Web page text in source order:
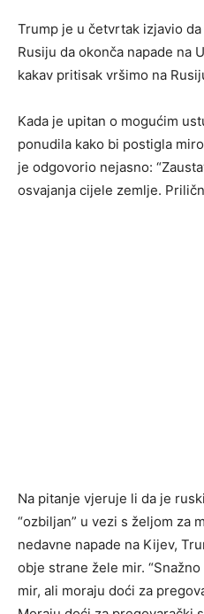
Trump je u četvrtak izjavio
Rusiju da okonča napade na
kakav pritisak vršimo na
Kada je upitan o mogućim
ponudila kako bi postigla
je odgovorio nejasno:
osvajanja cijele zemlje.
Na pitanje vjeruje li da je
“ozbiljan” u vezi s željom za
nedavne napade na Kijev,
obje strane žele mir.
mir, ali moraju doći za